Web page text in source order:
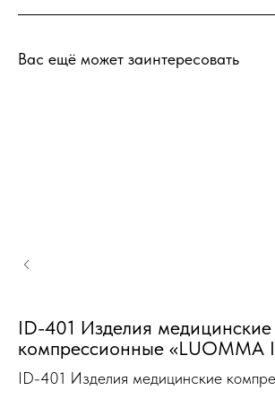
Вас ещё может заинтересовать
ID-401 Изделия медицинские
компрессионные «LUOMMA
рукав карамель XL(V) 1 класс
ID-401 Изделия медицинские